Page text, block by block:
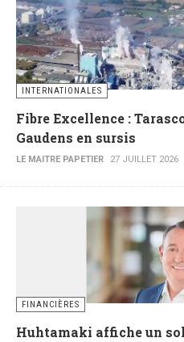
INTERNATIONALES
Fibre Excellence :
Gaudens en sursis
LE MAITRE PAPETIER 27 JUILLET 2026
FINANCIÈRES
Huhtamaki affiche un